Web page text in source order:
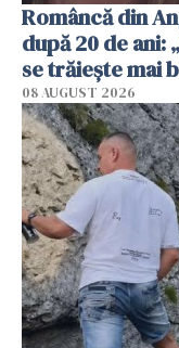
Româncă din
după 20 de ani:
se trăiește mai
08 AUGUST 2026